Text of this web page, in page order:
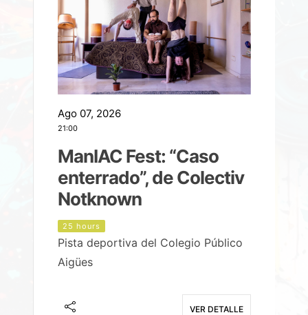
Ago 07, 2026
21:00
ManIAC Fest: “Caso
enterrado”, de Colectiv
Notknown
25 hours
Pista deportiva del Colegio Público
Aigües
VER DETALLE